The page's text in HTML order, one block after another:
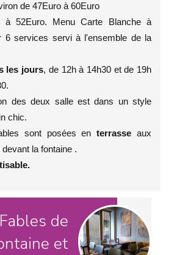
de 47Euro à 60Euro
à 52Euro. Menu Carte Blanche à
6 services servi à l'ensemble de la
les jours, de 12h à 14h30 et de 19h
des deux salle est dans un style
chic.
sont posées enterrasseaux
la fontaine .
de
et